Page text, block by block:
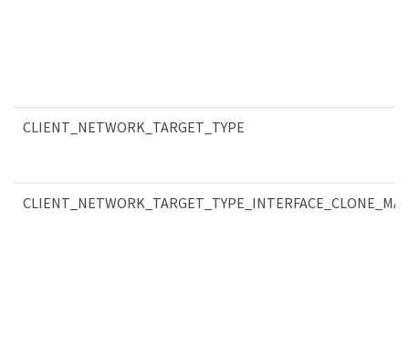
CLIENT_NETWORK_TARGET_TYPE
CLIENT_NETWORK_TARGET_TYPE_INTERFACE_CLONE_MAC